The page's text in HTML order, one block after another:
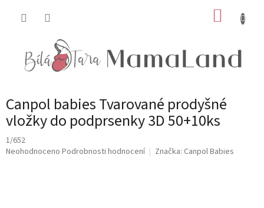
Canpol babies Tvarované prodyšné
vložky do podprsenky 3D 50+10ks
1/652
Průměrné
Neohodnoceno Podrobnosti hodnocení Značka: Canpol Babies